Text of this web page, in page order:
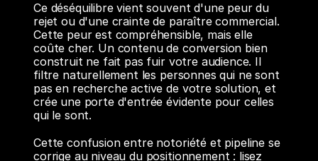
Ce déséquilibre vient souvent d'une peur du
rejet ou d'une crainte de paraître commercial.
Cette peur est compréhensible, mais elle
coûte cher. Un contenu de conversion bien
construit ne fait pas fuir votre audience. Il
filtre naturellement les personnes qui ne sont
pas en recherche active de votre solution, et
crée une porte d'entrée évidente pour celles
qui le sont.
Cette confusion entre notoriété et pipeline se